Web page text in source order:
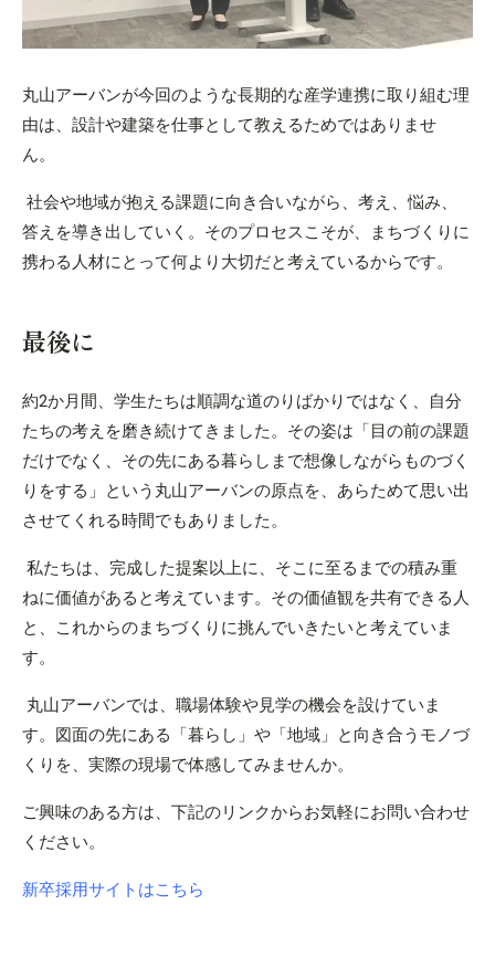
丸山アーバンが今回のような長期的な産学連携に取り組む理
由は、設計や建築を仕事として教えるためではありませ
ん。
社会や地域が抱える課題に向き合いながら、考え、悩み、
答えを導き出していく。そのプロセスこそが、まちづくりに
携わる人材にとって何より大切だと考えているからです。
最後に
約2か月間、学生たちは順調な道のりばかりではなく、自分
たちの考えを磨き続けてきました。その姿は「目の前の課題
だけでなく、その先にある暮らしまで想像しながらものづく
りをする」という丸山アーバンの原点を、あらためて思い出
させてくれる時間でもありました。
私たちは、完成した提案以上に、そこに至るまでの積み重
ねに価値があると考えています。その価値観を共有できる人
と、これからのまちづくりに挑んでいきたいと考えていま
す。
丸山アーバンでは、職場体験や見学の機会を設けていま
す。図面の先にある「暮らし」や「地域」と向き合うモノづ
くりを、実際の現場で体感してみませんか。
ご興味のある方は、下記のリンクからお気軽にお問い合わせ
ください。
新卒採用サイトはこちら